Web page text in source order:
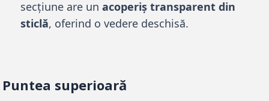
secțiune are unacoperiș transparent din
sticlă, oferind o vedere deschisă.
Puntea superioară